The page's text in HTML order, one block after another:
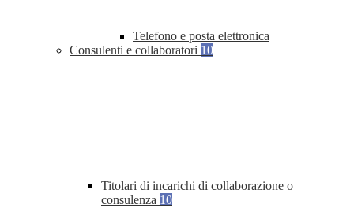
Telefono e posta elettronica
Consulenti e collaboratori 10
Titolari di incarichi di collaborazione o
consulenza 10